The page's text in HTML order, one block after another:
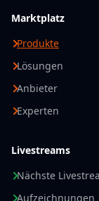
Marktplatz
Produkte
Lösungen
Anbieter
Experten
Livestreams
Nächste
Aufzeichnungen